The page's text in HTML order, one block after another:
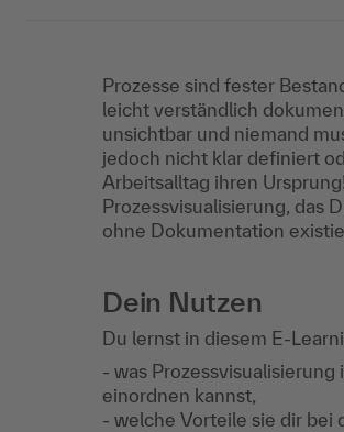
Prozesse sind fester
leicht verständlich
unsichtbar und niemand
jedoch nicht klar definiert
Arbeitsalltag ihren
Prozessvisualisierung, das
ohne Dokumentation
Dein Nutzen
Du lernst in diesem E-
- was
einordnen kannst,
- welche Vorteile sie dir bei